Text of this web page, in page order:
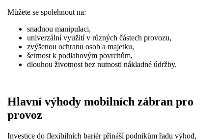
Můžete se spolehnout na:
snadnou manipulaci,
univerzální využití v různých částech provozu,
zvýšenou ochranu osob a majetku,
šetrnost k podlahovým povrchům,
dlouhou životnost bez nutnosti nákladné údržby.
Hlavní výhody mobilních zábran pro
provoz
Investice do flexibilních bariér přináší podnikům řadu výhod,